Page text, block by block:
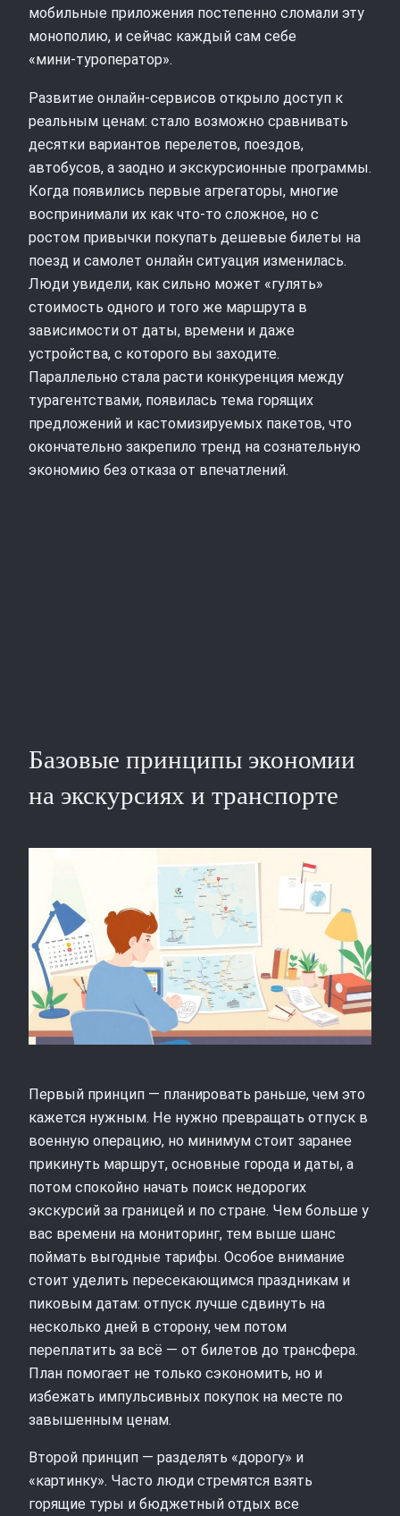
мобильные приложения постепенно сломали эту
монополию, и сейчас каждый сам себе
«мини‑туроператор».
Развитие онлайн‑сервисов открыло доступ к
реальным ценам: стало возможно сравнивать
десятки вариантов перелетов, поездов,
автобусов, а заодно и экскурсионные программы.
Когда появились первые агрегаторы, многие
воспринимали их как что‑то сложное, но с
ростом привычки покупать дешевые билеты на
поезд и самолет онлайн ситуация изменилась.
Люди увидели, как сильно может «гулять»
стоимость одного и того же маршрута в
зависимости от даты, времени и даже
устройства, с которого вы заходите.
Параллельно стала расти конкуренция между
турагентствами, появилась тема горящих
предложений и кастомизируемых пакетов, что
окончательно закрепило тренд на сознательную
экономию без отказа от впечатлений.
Базовые принципы экономии
на экскурсиях и транспорте
Первый принцип — планировать раньше, чем это
кажется нужным. Не нужно превращать отпуск в
военную операцию, но минимум стоит заранее
прикинуть маршрут, основные города и даты, а
потом спокойно начать поиск недорогих
экскурсий за границей и по стране. Чем больше у
вас времени на мониторинг, тем выше шанс
поймать выгодные тарифы. Особое внимание
стоит уделить пересекающимся праздникам и
пиковым датам: отпуск лучше сдвинуть на
несколько дней в сторону, чем потом
переплатить за всё — от билетов до трансфера.
План помогает не только сэкономить, но и
избежать импульсивных покупок на месте по
завышенным ценам.
Второй принцип — разделять «дорогу» и
«картинку». Часто люди стремятся взять
горящие туры и бюджетный отдых все